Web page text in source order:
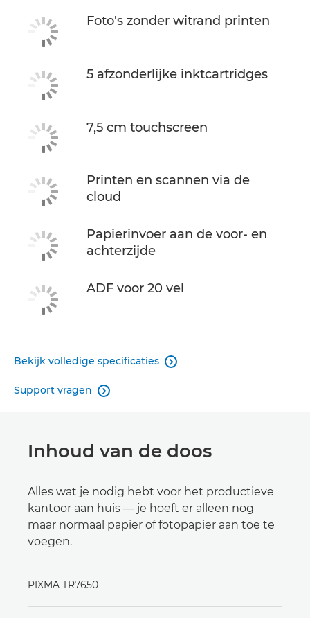
Foto's zonder witrand printen
5 afzonderlijke inktcartridges
7,5 cm touchscreen
Printen en scannen via de
cloud
Papierinvoer aan de voor- en
achterzijde
ADF voor 20 vel
Bekijk volledige specificaties 
Support vragen 
Inhoud van de doos
Alles wat je nodig hebt voor het productieve
kantoor aan huis — je hoeft er alleen nog
maar normaal papier of fotopapier aan toe te
voegen.
PIXMA TR7650